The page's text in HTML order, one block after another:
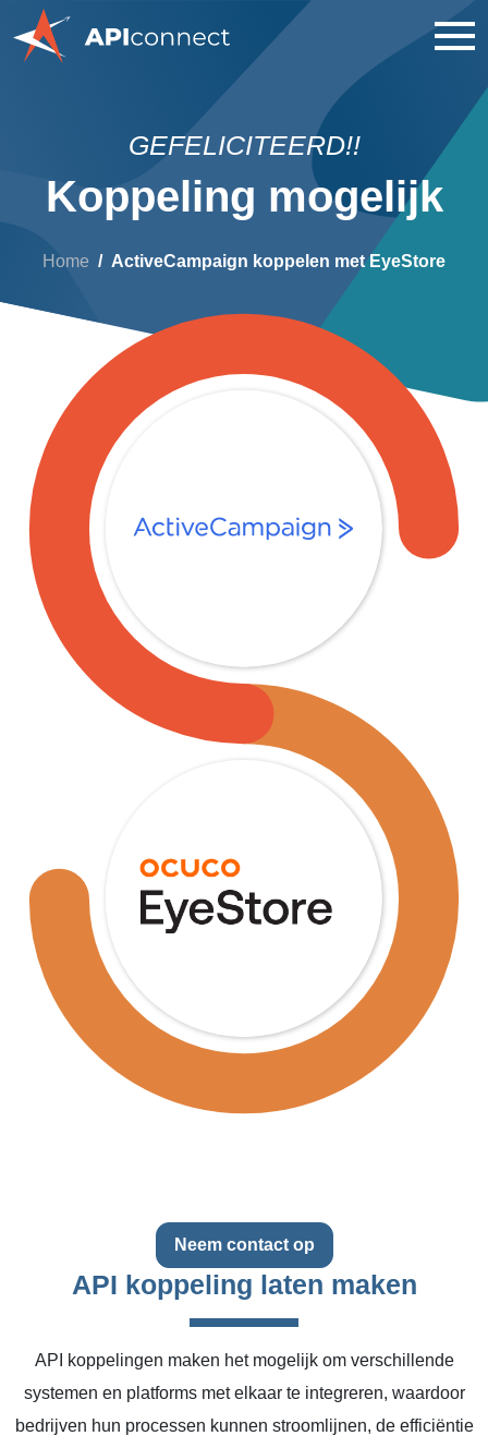
GEFELICITEERD!!
Koppeling mogelijk
Home ActiveCampaign koppelen met EyeStore
Neem contact op
API koppeling laten maken
API koppelingen maken het mogelijk om verschillende
systemen en platforms met elkaar te integreren, waardoor
bedrijven hun processen kunnen stroomlijnen, de efficiëntie